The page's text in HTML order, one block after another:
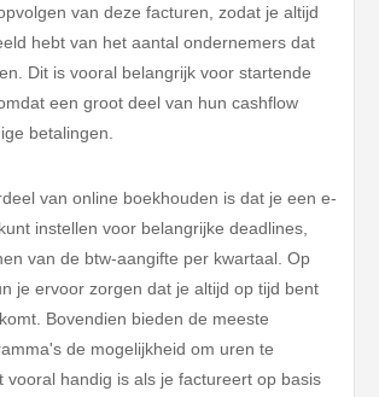
van deze facturen, zodat je altijd
hebt van het aantal ondernemers dat
Dit is vooral belangrijk voor startende
een groot deel van hun cashflow
betalingen.
van online boekhouden is dat je een e-
instellen voor belangrijke deadlines,
van de btw-aangifte per kwartaal. Op
je ervoor zorgen dat je altijd op tijd bent
Bovendien bieden de meeste
de mogelijkheid om uren te
vooral handig is als je factureert op basis